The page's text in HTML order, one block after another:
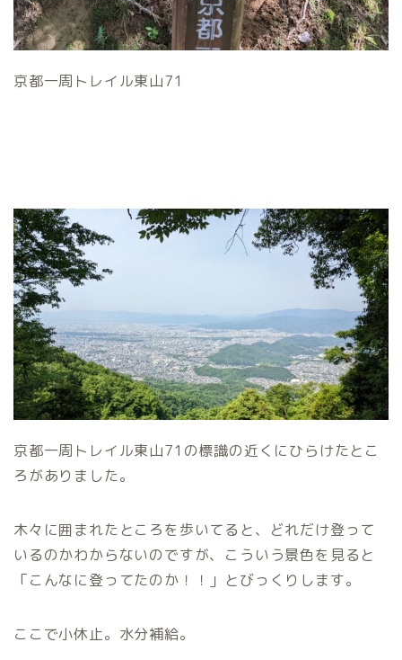
京都一周トレイル東山71
京都一周トレイル東山71の標識の近くにひらけたとこ
ろがありました。
木々に囲まれたところを歩いてると、どれだけ登って
いるのかわからないのですが、こういう景色を見ると
「こんなに登ってたのか！！」とびっくりします。
ここで小休止。水分補給。